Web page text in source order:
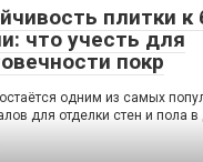
плитки к
что учесть для
покр
одним из самых
для отделки стен и пола